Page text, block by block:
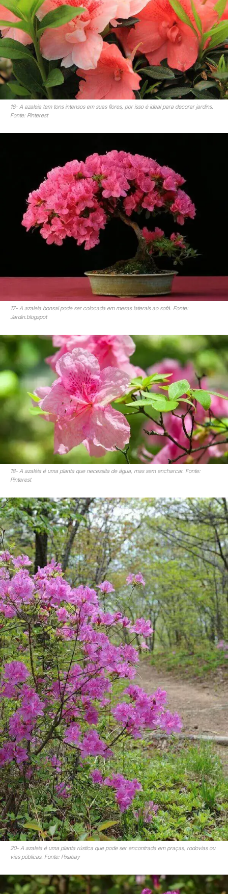
16- A azaleia tem tons intensos em suas flores, por isso é ideal para decorar jardins.
Fonte: Pinterest
17- A azaleia bonsai pode ser colocada em mesas laterais ao sofá. Fonte:
Jardin.blogspot
18- A azaléia é uma planta que necessita de água, mas sem encharcar. Fonte:
Pinterest
20- A azaleia é uma planta rústica que pode ser encontrada em praças, rodovias ou
vias públicas. Fonte: Pixabay